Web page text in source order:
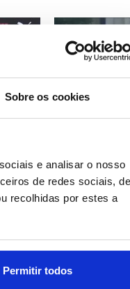
Sobre os cookies
e analisar o nosso
de redes sociais, de
recolhidas por estes a
Permitir todos
Engenho
origem de
Moscovo